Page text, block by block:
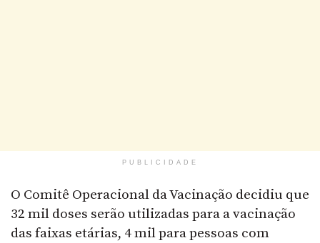
PUBLICIDADE
O Comitê Operacional da Vacinação decidiu que
32 mil doses serão utilizadas para a vacinação
das faixas etárias, 4 mil para pessoas com